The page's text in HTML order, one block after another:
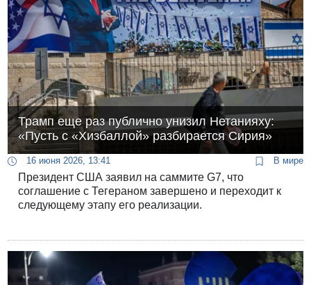
Трамп еще раз публично унизил Нетанияху:
«Пусть с «Хизбаллой» разбирается Сирия»
16 июня 2026, 13:41 В мире
Президент США заявил на саммите G7, что
соглашение с Тегераном завершено и переходит к
следующему этапу его реализации.